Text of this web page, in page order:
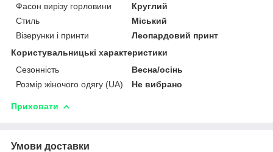
Фасон вирізу горловини
Круглий
Стиль
Міський
Візерунки і принти
Леопардовий принт
Користувальницькі характеристики
Сезонність
Весна/осінь
Розмір жіночого одягу (UA)
Не вибрано
Приховати
Умови доставки